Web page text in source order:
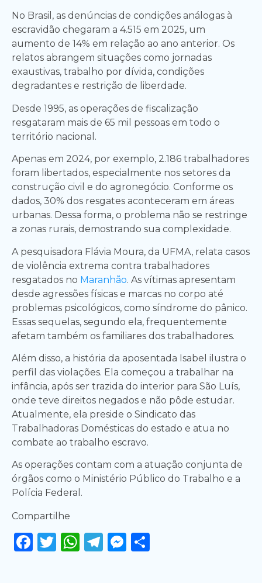
No Brasil, as denúncias de condições análogas à
escravidão chegaram a 4.515 em 2025, um
aumento de 14% em relação ao ano anterior. Os
relatos abrangem situações como jornadas
exaustivas, trabalho por dívida, condições
degradantes e restrição de liberdade.
Desde 1995, as operações de fiscalização
resgataram mais de 65 mil pessoas em todo o
território nacional.
Apenas em 2024, por exemplo, 2.186 trabalhadores
foram libertados, especialmente nos setores da
construção civil e do agronegócio. Conforme os
dados, 30% dos resgates aconteceram em áreas
urbanas. Dessa forma, o problema não se restringe
a zonas rurais, demostrando sua complexidade.
A pesquisadora Flávia Moura, da UFMA, relata casos
de violência extrema contra trabalhadores
resgatados no Maranhão. As vítimas apresentam
desde agressões físicas e marcas no corpo até
problemas psicológicos, como síndrome do pânico.
Essas sequelas, segundo ela, frequentemente
afetam também os familiares dos trabalhadores.
Além disso, a história da aposentada Isabel ilustra o
perfil das violações. Ela começou a trabalhar na
infância, após ser trazida do interior para São Luís,
onde teve direitos negados e não pôde estudar.
Atualmente, ela preside o Sindicato das
Trabalhadoras Domésticas do estado e atua no
combate ao trabalho escravo.
As operações contam com a atuação conjunta de
órgãos como o Ministério Público do Trabalho e a
Polícia Federal.
Compartilhe
Facebook
Twitter
WhatsApp
Telegram
Messenger